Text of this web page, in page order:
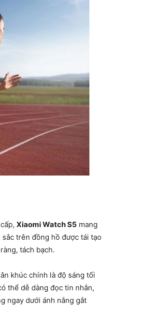
Xiaomi Watch S5 mang
trên đồng hồ được tái tạo
tách bạch.
khúc chính là độ sáng tối
thể dễ dàng đọc tin nhắn,
ngay dưới ánh nắng gắt